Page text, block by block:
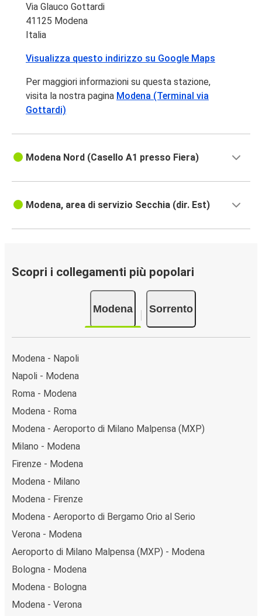
Via Glauco Gottardi
41125 Modena
Italia
Visualizza questo indirizzo su Google Maps
Per maggiori informazioni su questa stazione,
visita la nostra pagina Modena (Terminal via
Gottardi)
Modena Nord (Casello A1 presso Fiera)
Modena, area di servizio Secchia (dir. Est)
Scopri i collegamenti più popolari
Modena Sorrento
Modena - Napoli
Napoli - Modena
Roma - Modena
Modena - Roma
Modena - Aeroporto di Milano Malpensa (MXP)
Milano - Modena
Firenze - Modena
Modena - Milano
Modena - Firenze
Modena - Aeroporto di Bergamo Orio al Serio
Verona - Modena
Aeroporto di Milano Malpensa (MXP) - Modena
Bologna - Modena
Modena - Bologna
Modena - Verona